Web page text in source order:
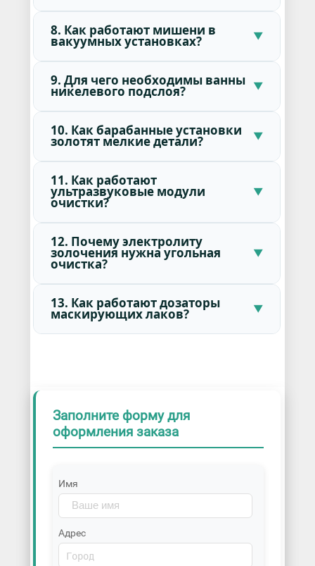
8. Как работают мишени в
вакуумных установках?
9. Для чего необходимы ванны
никелевого подслоя?
10. Как барабанные установки
золотят мелкие детали?
11. Как работают
ультразвуковые модули
очистки?
12. Почему электролиту
золочения нужна угольная
очистка?
13. Как работают дозаторы
маскирующих лаков?
Заполните форму для
оформления заказа
Имя
Адрес